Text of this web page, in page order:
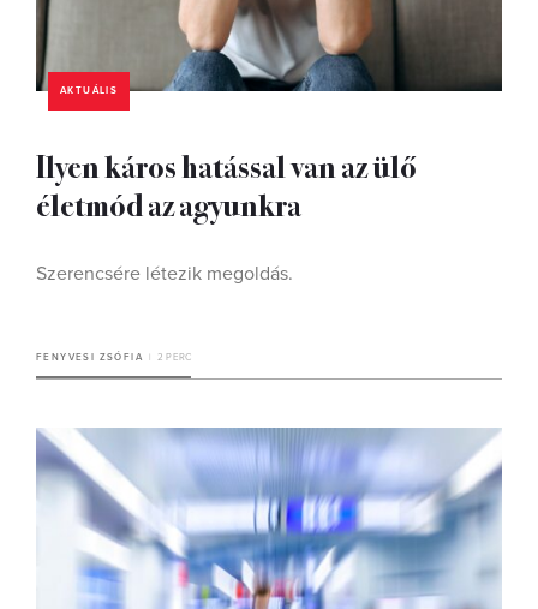
AKTUÁLIS
Ilyen káros hatással van az ülő
életmód az agyunkra
Szerencsére létezik megoldás.
FENYVESI ZSÓFIA 2 PERC